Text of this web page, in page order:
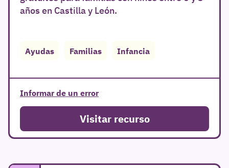
años en Castilla y León.
Ayudas Familias Infancia
Informar de un error
Visitar recurso